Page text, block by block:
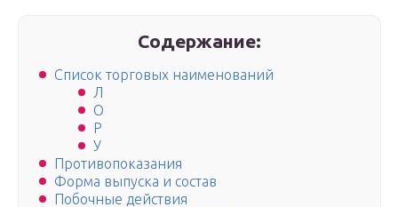
Содержание:
Список торговых наименований
Л
О
Р
У
Противопоказания
Форма выпуска и состав
Побочные действия